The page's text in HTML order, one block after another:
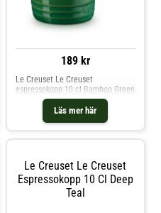
189 kr
Läs mer här
Le Creuset Le Creuset
espressokopp 10 cl Bamboo Green
Le Creuset Le Creuset
Espressokopp 10 Cl Deep
Teal